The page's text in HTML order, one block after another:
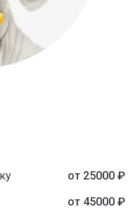
от 25000 ₽
от 45000 ₽